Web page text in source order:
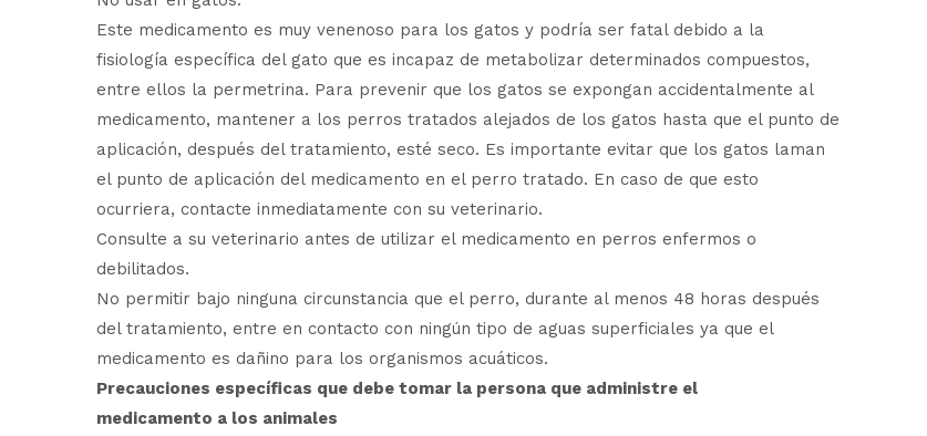
Este medicamento es muy venenoso para los gatos y podría ser fatal debido a la
fisiología específica del gato que es incapaz de metabolizar determinados compuestos,
entre ellos la permetrina. Para prevenir que los gatos se expongan accidentalmente al
medicamento, mantener a los perros tratados alejados de los gatos hasta que el punto de
aplicación, después del tratamiento, esté seco. Es importante evitar que los gatos laman
el punto de aplicación del medicamento en el perro tratado. En caso de que esto
ocurriera, contacte inmediatamente con su veterinario.
Consulte a su veterinario antes de utilizar el medicamento en perros enfermos o
debilitados.
No permitir bajo ninguna circunstancia que el perro, durante al menos 48 horas después
del tratamiento, entre en contacto con ningún tipo de aguas superficiales ya que el
medicamento es dañino para los organismos acuáticos.
Precauciones específicas que debe tomar la persona que administre el
medicamento a los animales